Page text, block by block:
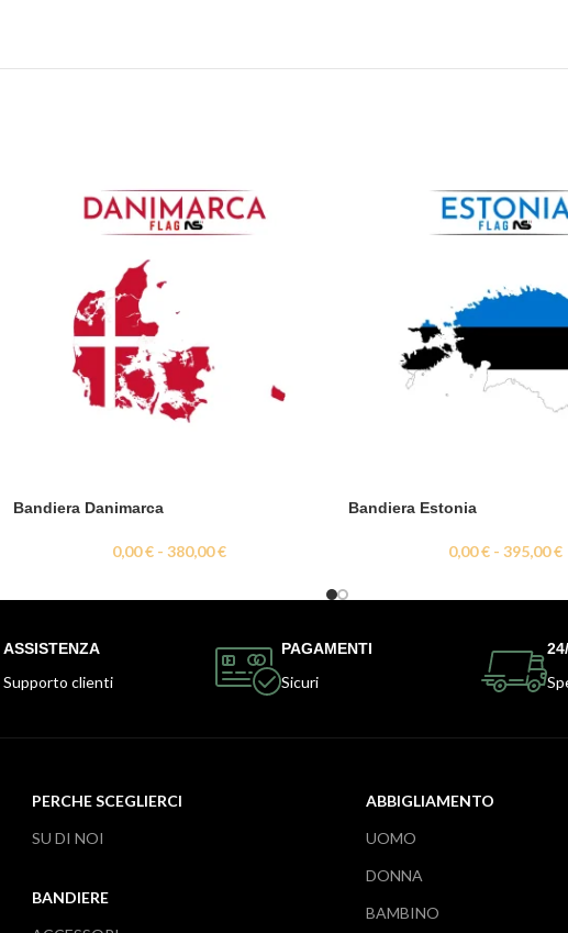
Bandiera Danimarca
0,00€ - 380,00€
Bandiera Estonia
0,00€ - 395,00€
ASSISTENZA
Supporto clienti
PAGAMENTI
Sicuri
PERCHE SCEGLIERCI
SU DI NOI
BANDIERE
ABBIGLIAMENTO
UOMO
DONNA
BAMBINO